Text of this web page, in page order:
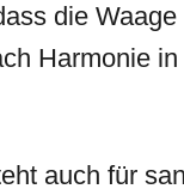
die
Harmonie in
auch für